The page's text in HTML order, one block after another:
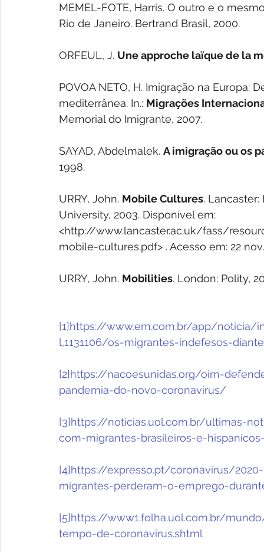
MEMEL-FOTE, Harris. O outro e o
Rio de Janeiro. Bertrand Brasil, 2000.
ORFEUL, J. Une approche laïque de la
POVOA NETO, H. Imigração na Europa:
mediterrânea. In.: Migrações
Memorial do Imigrante, 2007.
SAYAD, Abdelmalek. A imigração ou os
1998.
URRY, John. Mobile Cultures.
University, 2003. Disponível em:
<http://www.lancaster.ac.uk/fass/
mobile-cultures.pdf> . Acesso em: 22 nov.
URRY, John. Mobilities. London: Polity,
[1]https://www.em.com.br/app/noticia/
l,1131106/os-migrantes-indefesos-
[2]https://nacoesunidas.org/oim-
pandemia-do-novo-coronavirus/
[3]https://noticias.uol.com.br/ultimas-
com-migrantes-brasileiros-e-
[4]https://expresso.pt/coronavirus/
migrantes-perderam-o-emprego-
[5]https://www1.folha.uol.com.br/
tempo-de-coronavirus.shtml